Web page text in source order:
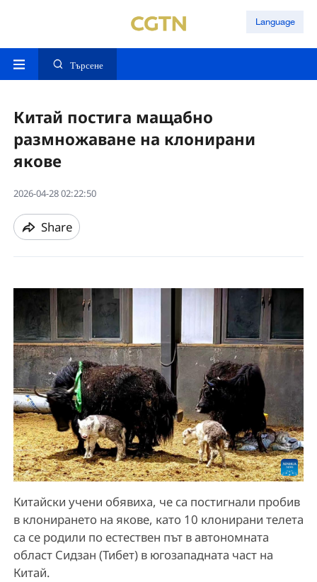
Language
Търсене
Китай постига мащабно
размножаване на клонирани
якове
2026-04-28 02:22:50
Share
Китайски учени обявиха, че са постигнали пробив
в клонирането на якове, като 10 клонирани телета
са се родили по естествен път в автономната
област Сидзан (Тибет) в югозападната част на
Китай.